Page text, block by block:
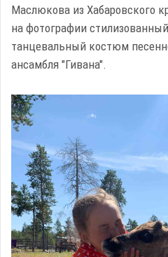
Маслюкова из Хабаровского
на фотографии
танцевальный костюм
ансамбля "Гивана".